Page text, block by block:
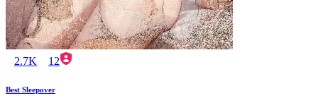
2.7K 12
Best Sleepover